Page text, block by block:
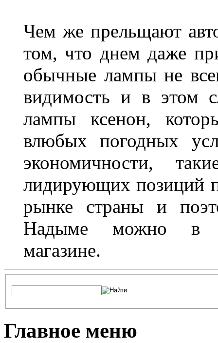
Чем же прельщают
том, что днем даже
обычные лампы не
видимость и в этом
лампы ксенон,
влюбых погодных
экономичности,
лидирующих позиций
рынке страны и
Надыме можно в
магазине.
Главное меню